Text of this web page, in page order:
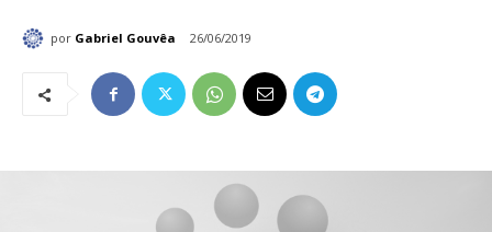
por Gabriel Gouvêa 26/06/2019